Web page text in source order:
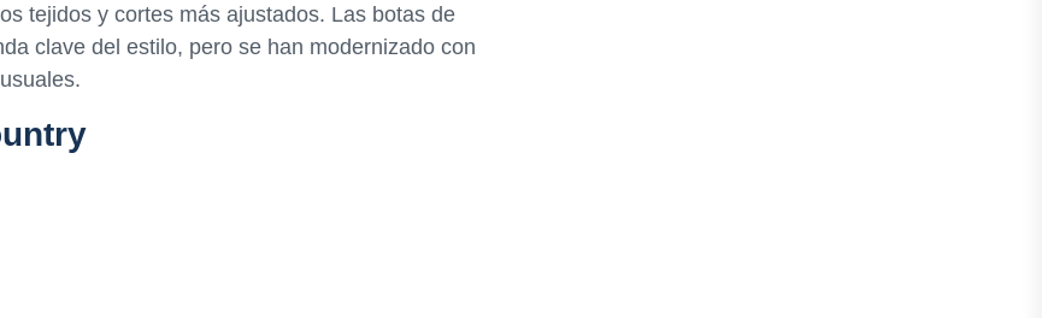
tejidos y cortes más ajustados. Las botas de
clave del estilo, pero se han modernizado con